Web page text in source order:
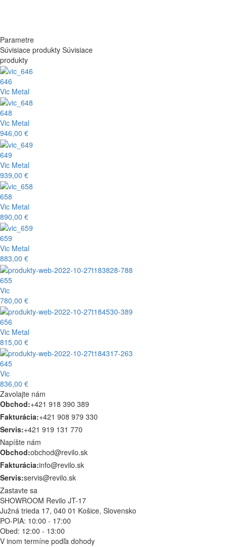
Parametre
Súvisiace produkty Súvisiace
produkty
646
Vic Metal
648
Vic Metal
946,00 €
649
Vic Metal
939,00 €
658
Vic Metal
890,00 €
659
Vic Metal
883,00 €
655
Vic
780,00 €
656
Vic Metal
815,00 €
645
Vic
836,00 €
Zavolajte nám
Obchod:+421 918 390 389
Fakturácia:+421 908 979 330
Servis:+421 919 131 770
Napíšte nám
Obchod:obchod@revilo.sk
Fakturácia:info@revilo.sk
Servis:servis@revilo.sk
Zastavte sa
SHOWROOM Revilo JT-17
Južná trieda 17, 040 01 Košice, Slovensko
PO-PIA: 10:00 - 17:00
Obed: 12:00 - 13:00
V inom termíne podľa dohody